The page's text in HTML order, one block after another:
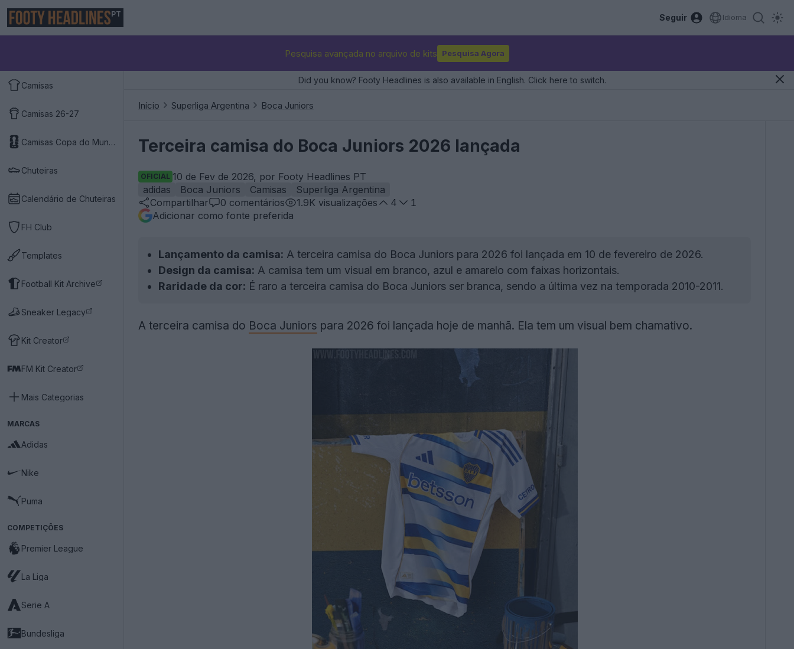
PT Seguir Idioma
Pesquisa avançada no arquivo de kits Pesquisa Agora
Camisas
Camisas 26-27
Camisas Copa do Mundo 2026
Chuteiras
Calendário de Chuteiras
FH Club
Templates
Football Kit Archive
Sneaker Legacy
Kit Creator
FM Kit Creator
Mais Categorias
MARCAS
Adidas
Nike
Puma
COMPETIÇÕES
Premier League
La Liga
Serie A
Bundesliga
Did you know? Footy Headlines is also available in English. Click here to switch.
Início Superliga Argentina Boca Juniors
Terceira camisa do Boca Juniors 2026 lançada
OFICIAL 10 de Fev de 2026, por Footy Headlines PT
adidas
Boca Juniors Camisas
Superliga Argentina
Compartilhar
0 comentários 1.9K visualizações 4
1
Adicionar como fonte preferida
Lançamento da camisa: A terceira camisa do Boca Juniors para 2026 foi lançada em 10 de fevereiro de 2026.
Design da camisa: A camisa tem um visual em branco, azul e amarelo com faixas horizontais.
Raridade da cor: É raro a terceira camisa do Boca Juniors ser branca, sendo a última vez na temporada 2010-2011.
A terceira camisa do Boca Juniors para 2026 foi lançada hoje de manhã. Ela tem um visual bem chamativo.